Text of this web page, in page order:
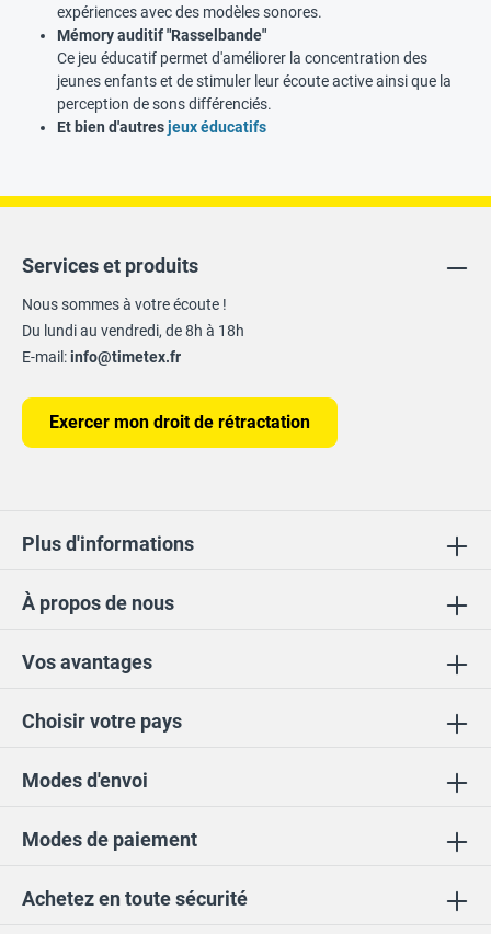
expériences avec des modèles sonores.
Mémory auditif "Rasselbande"
Ce jeu éducatif permet d'améliorer la concentration des
jeunes enfants et de stimuler leur écoute active ainsi que la
perception de sons différenciés.
Et bien d'autresjeux éducatifs
Vos avantages
Choisir votre pays
Achetez en toute sécurité
À propos de nous
Services et produits
Nous sommes à votre écoute !
Du lundi au vendredi, de 8h à 18h
E-mail:info@timetex.fr
Exercer mon droit de rétractation
Plus d'informations
Modes de paiement
Modes d'envoi